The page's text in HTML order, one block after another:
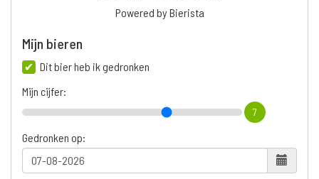
Powered by Bierista
Mijn bieren
Dit bier heb ik gedronken
Mijn cijfer:
7
Gedronken op: